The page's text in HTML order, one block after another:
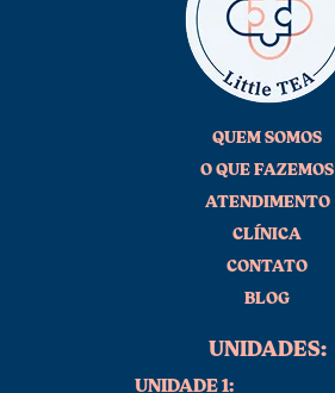
QUEM SOMOS
O QUE FAZEMOS
ATENDIMENTO
CLÍNICA
CONTATO
BLOG
UNIDADES:
UNIDADE 1: